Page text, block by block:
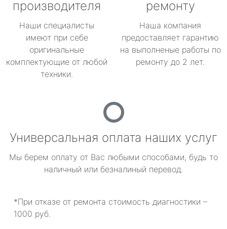
производителя
Наши специалисты
имеют при себе
оригинальные
комплектующие от любой
техники.
ремонту
Наша компания
предоставляет гарантию
на выполненые работы по
ремонту до 2 лет.
Универсальная оплата наших услуг
Мы берем оплату от Вас любыми способами, будь то
наличный или безналиный перевод.
*При отказе от ремонта стоимость диагностики –
1000 руб.